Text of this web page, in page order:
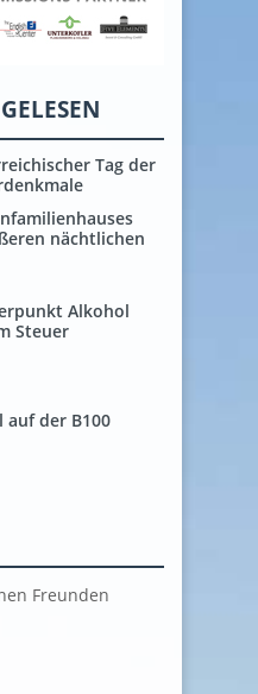
Tag der
nächtlichen
Alkohol
Steuer
auf der B100
Freunden